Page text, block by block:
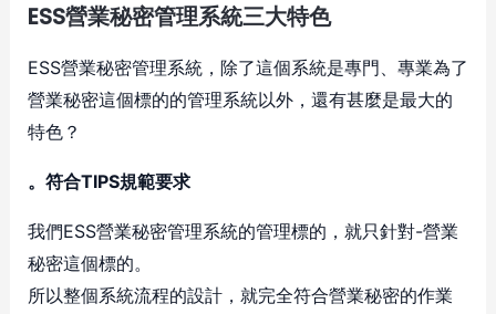
ESS營業秘密管理系統三大特色
ESS營業秘密管理系統，除了這個系統是專門、專業為了
營業秘密這個標的的管理系統以外，還有甚麼是最大的
特色？
。符合TIPS規範要求
我們ESS營業秘密管理系統的管理標的，就只針對-營業
秘密這個標的。
所以整個系統流程的設計，就完全符合營業秘密的作業